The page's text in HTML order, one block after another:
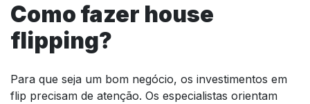
Como fazer house
flipping?
Para que seja um bom negócio, os investimentos em
flip precisam de atenção. Os especialistas orientam